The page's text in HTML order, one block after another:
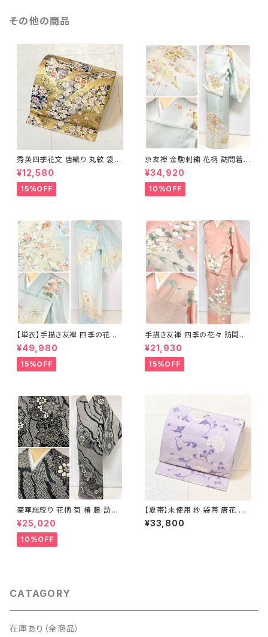
その他の商品
秀英四季花文 唐織り 丸紋 袋帯
正絹 金糸 ゴールド 紺 ピンク 7
05
¥12,580
15%OFF
京友禅 金駒刺繍 花柄 訪問着
正絹 水色 黄緑 パステルカラー
アイスグリーン 1433
¥34,920
10%OFF
【単衣】手描き友禅 四季の花々
正絹 訪問着 水色 黄緑 白 パス
テルカラー 1431
¥49,980
15%OFF
手描き友禅 四季の花々 訪問着
袷 正絹 サーモンピンク クリー
ム 白 桃花色 1434
¥21,930
15%OFF
豪華総絞り 花柄 菊 椿 藤 訪問
着 鹿の子絞り ラメ 正絹 黒 白
グレー 1435
¥25,020
10%OFF
【夏帯】未使用 紗 袋帯 唐花 正
絹 紫 白 淡藤色 729
¥33,800
CATAGORY
在庫あり（全商品）